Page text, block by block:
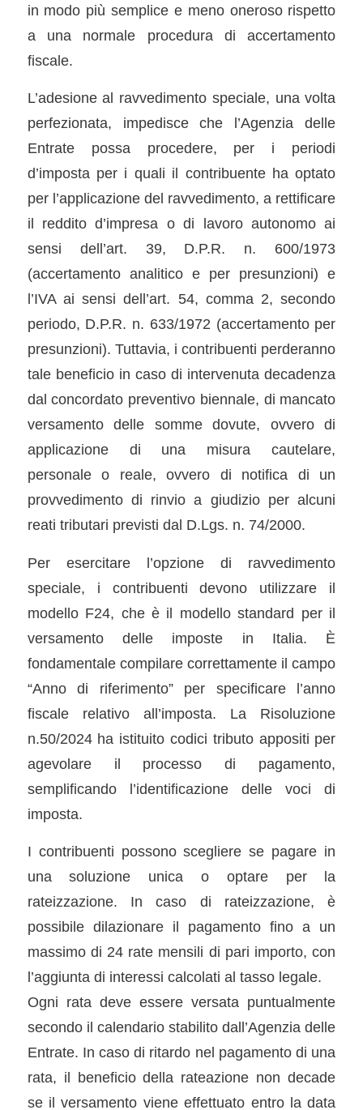
in modo più semplice e meno oneroso rispetto
a una normale procedura di accertamento
fiscale.
L’adesione al ravvedimento speciale, una volta
perfezionata, impedisce che l’Agenzia delle
Entrate possa procedere, per i periodi
d’imposta per i quali il contribuente ha optato
per l’applicazione del ravvedimento, a rettificare
il reddito d’impresa o di lavoro autonomo ai
sensi dell’art. 39, D.P.R. n. 600/1973
(accertamento analitico e per presunzioni) e
l’IVA ai sensi dell’art. 54, comma 2, secondo
periodo, D.P.R. n. 633/1972 (accertamento per
presunzioni). Tuttavia, i contribuenti perderanno
tale beneficio in caso di intervenuta decadenza
dal concordato preventivo biennale, di mancato
versamento delle somme dovute, ovvero di
applicazione di una misura cautelare,
personale o reale, ovvero di notifica di un
provvedimento di rinvio a giudizio per alcuni
reati tributari previsti dal D.Lgs. n. 74/2000.
Per esercitare l’opzione di ravvedimento
speciale, i contribuenti devono utilizzare il
modello F24, che è il modello standard per il
versamento delle imposte in Italia. È
fondamentale compilare correttamente il campo
“Anno di riferimento” per specificare l’anno
fiscale relativo all’imposta. La Risoluzione
n.50/2024 ha istituito codici tributo appositi per
agevolare il processo di pagamento,
semplificando l’identificazione delle voci di
imposta.
I contribuenti possono scegliere se pagare in
una soluzione unica o optare per la
rateizzazione. In caso di rateizzazione, è
possibile dilazionare il pagamento fino a un
massimo di 24 rate mensili di pari importo, con
l’aggiunta di interessi calcolati al tasso legale.
Ogni rata deve essere versata puntualmente
secondo il calendario stabilito dall’Agenzia delle
Entrate. In caso di ritardo nel pagamento di una
rata, il beneficio della rateazione non decade
se il versamento viene effettuato entro la data